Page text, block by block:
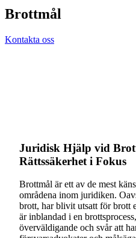
Brottmål
Kontakta oss
Juridisk Hjälp vid
Rättssäkerhet i Fokus
Brottmål är ett av de mest
områdena inom juridiken.
brott, har blivit utsatt för brott
är inblandad i en
överväldigande och svår att